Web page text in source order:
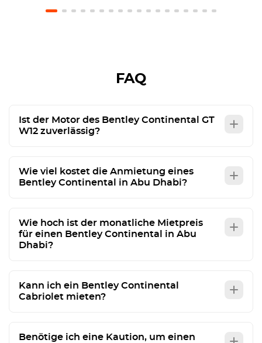
FAQ
Ist der Motor des Bentley Continental GT
W12 zuverlässig?
Wie viel kostet die Anmietung eines
Bentley Continental in Abu Dhabi?
Wie hoch ist der monatliche Mietpreis
für einen Bentley Continental in Abu
Dhabi?
Kann ich ein Bentley Continental
Cabriolet mieten?
Benötige ich eine Kaution, um einen